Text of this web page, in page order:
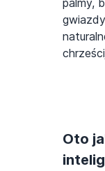
Oto